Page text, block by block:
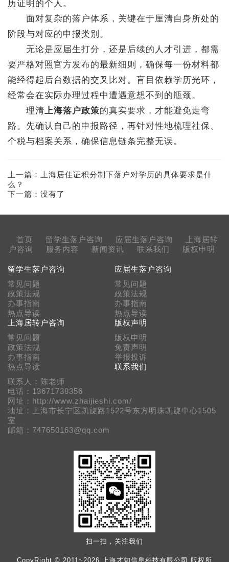
历证明的个人。
面对复杂的落户体系，关键在于厘清自身所处的
阶段与对应的申报类别。
无论是应届生打分，还是后续的人才引进，都需
要严格对照官方发布的最新细则，确保每一份材料都
能经得起后台数据的交叉比对。盲目依赖学历光环，
经常会在实际办理过程中遭遇意想不到的瓶颈。
理清上海落户政策的真实要求，才能避免走弯
路。先确认自己的申报路径，再针对性地梳理社保、
个税与档案关系，确保信息链条完整无误。
上一篇：
上海居住证积分制下落户对学历的具体要求是什
么？
下一篇：没有了
首页 留学生落户咨询 应届生落户咨询
上海居转
户咨询
服务内容 新闻资讯 联系我们 版权申明
留学生落户咨询
常见问题
政策法规
办事指南
热点导读
应届生落户咨询
常见问题
政策法规
办事指南
热点导读
上海居转户咨询
常见问题
政策法规
办事指南
热点导读
版权声明
版权申明
免责声明
举报投诉
联系我们
联系人：陈老师
电话：13671738356
网址：http://www.zhaijieshi.com/
地址：上海市长宁区凯旋路1522号东方明珠凯旋中心1505
室
邮箱：747650163@qq.com
扫一扫，关注我们
CopyRight © 2011~2026 上海才知信息科技有限公司 版权所